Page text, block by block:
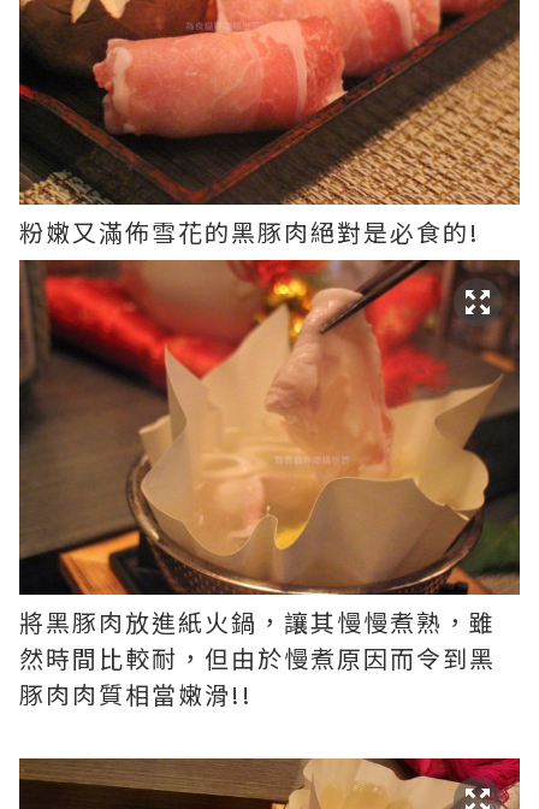
粉嫩又滿佈雪花的黑豚肉絕對是必食的!
將黑豚肉放進紙火鍋，讓其慢慢煮熟，雖
然時間比較耐，但由於慢煮原因而令到黑
豚肉肉質相當嫩滑!!